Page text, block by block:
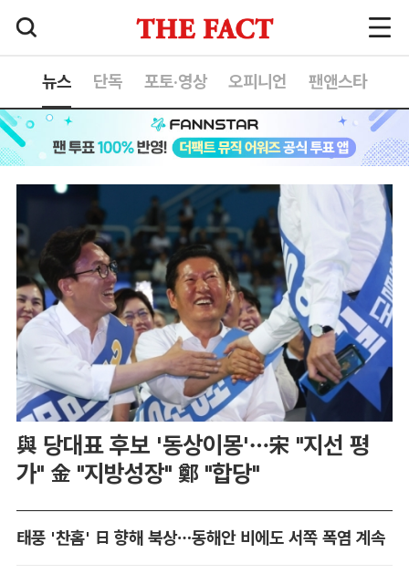
뉴스 단독 포토·영상 오피니언 팬앤스타
與 당대표 후보 '동상이몽'…宋 "지선 평
가" 金 "지방성장" 鄭 "합당"
태풍 '찬홈' 日 향해 북상…동해안 비에도 서쪽 폭염 계속